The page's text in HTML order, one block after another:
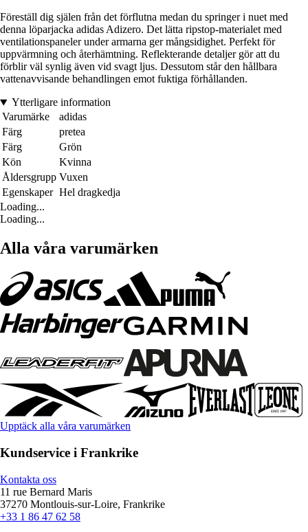
Föreställ dig själen från det förflutna medan du springer i nuet med
denna löparjacka adidas Adizero. Det lätta ripstop-materialet med
ventilationspaneler under armarna ger mångsidighet. Perfekt för
uppvärmning och återhämtning. Reflekterande detaljer gör att du
förblir väl synlig även vid svagt ljus. Dessutom står den hållbara
vattenavvisande behandlingen emot fuktiga förhållanden.
Ytterligare information
Varumärke
adidas
Färg
pretea
Färg
Grön
Kön
Kvinna
Åldersgrupp Vuxen
Egenskaper Hel dragkedja
Loading...
Loading...
Alla våra varumärken
Upptäck alla våra varumärken
Kundservice i Frankrike
Kontakta oss
11 rue Bernard Maris
37270 Montlouis-sur-Loire, Frankrike
+33 1 86 47 62 58